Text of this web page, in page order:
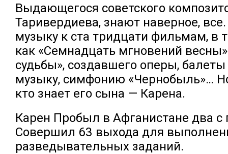
Выдающегося советского
Таривердиева, знают наверное,
музыку к ста тридцати фильмам, в
как «Семнадцать мгновений
судьбы», создавшего оперы,
музыку, симфонию «Чернобыль»…
кто знает его сына — Карена.
Карен Пробыл в Афганистане два с
Совершил 63 выхода для
разведывательных заданий.